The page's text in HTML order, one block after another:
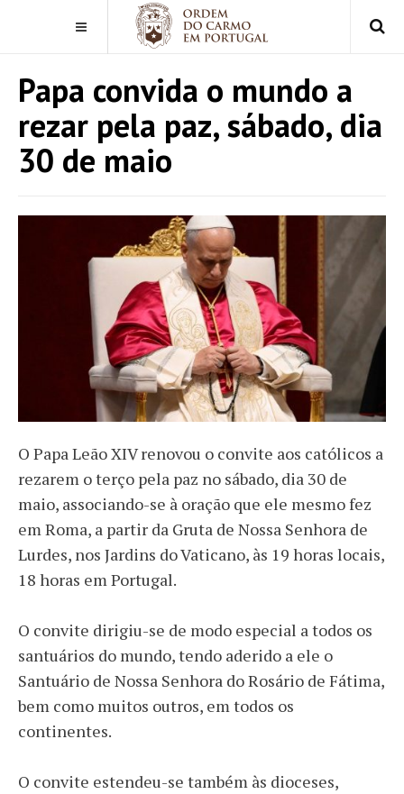
Papa convida o mundo a
rezar pela paz, sábado, dia
30 de maio
O Papa Leão XIV renovou o convite aos católicos a
rezarem o terço pela paz no sábado, dia 30 de
maio, associando-se à oração que ele mesmo fez
em Roma, a partir da Gruta de Nossa Senhora de
Lurdes, nos Jardins do Vaticano, às 19 horas locais,
18 horas em Portugal.
O convite dirigiu-se de modo especial a todos os
santuários do mundo, tendo aderido a ele o
Santuário de Nossa Senhora do Rosário de Fátima,
bem como muitos outros, em todos os
continentes.
O convite estendeu-se também às dioceses,